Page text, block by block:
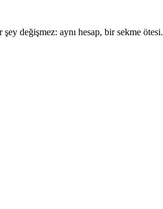
değişmez: aynı hesap, bir sekme ötesi.